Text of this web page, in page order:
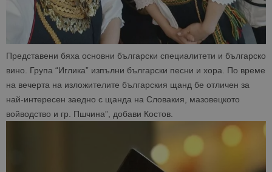
Представени бяха основни български специалитети и българско
вино. Група “Иглика” изпълни български песни и хора. По време
на вечерта на изложителите българския щанд бе отличен за
най-интересен заедно с щанда на Словакия, мазовецкото
войводство и гр. Пшчина”, добави Костов.